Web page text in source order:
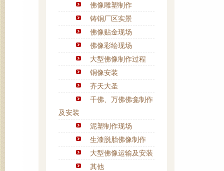
佛像雕塑制作
铸铜厂区实景
佛像贴金现场
佛像彩绘现场
大型佛像制作过程
铜像安装
齐天大圣
千佛、万佛佛龛制作
及安装
泥塑制作现场
生漆脱胎佛像制作
大型佛像运输及安装
其他